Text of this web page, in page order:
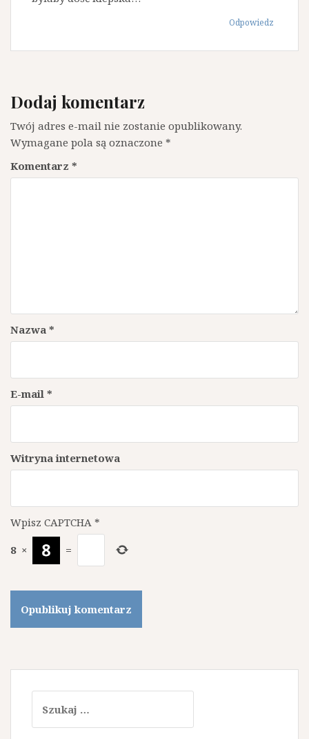
Odpowiedz
Dodaj komentarz
Twój adres e-mail nie zostanie opublikowany.
Wymagane pola są oznaczone *
Komentarz *
Nazwa *
E-mail *
Witryna internetowa
Wpisz CAPTCHA *
8 × =